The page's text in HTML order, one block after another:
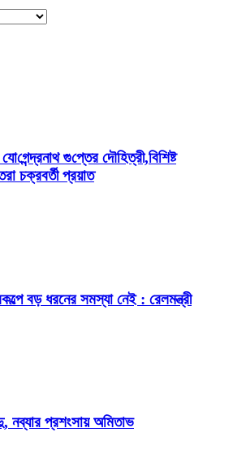
গু‌প্তের দৌ‌হিত্রী,বি‌শিষ্ট
চক্রবর্তী প্রয়াত
বড় ধরনের সমস্যা নেই : রেলমন্ত্রী
নব্যার প্রশংসায় অমিতাভ